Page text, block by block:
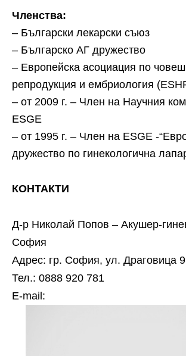
Членства:
– Български лекарски съюз
– Българско АГ дружество
– Европейска асоциация по
репродукция и ембриология
– от 2009 г. – Член на Научния
ESGE
– от 1995 г. – Член на ESGE -
дружество по гинекологична
КОНТАКТИ
Д-р Николай Попов – Акушер-
София
Адрес: гр. София, ул. Драговица 9
Тел.: 0888 920 781
Е-mail: